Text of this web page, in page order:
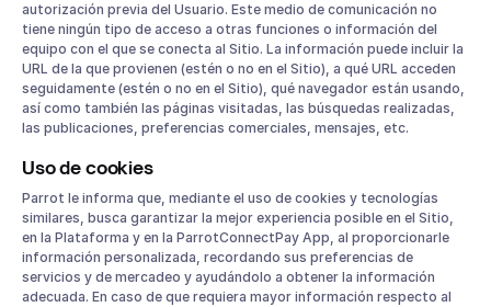
autorización previa del Usuario. Este medio de comunicación no
tiene ningún tipo de acceso a otras funciones o información del
equipo con el que se conecta al Sitio. La información puede incluir la
URL de la que provienen (estén o no en el Sitio), a qué URL acceden
seguidamente (estén o no en el Sitio), qué navegador están usando,
así como también las páginas visitadas, las búsquedas realizadas,
las publicaciones, preferencias comerciales, mensajes, etc.
Uso de cookies
Parrot le informa que, mediante el uso de cookies y tecnologías
similares, busca garantizar la mejor experiencia posible en el Sitio,
en la Plataforma y en la ParrotConnectPay App, al proporcionarle
información personalizada, recordando sus preferencias de
servicios y de mercadeo y ayudándolo a obtener la información
adecuada. En caso de que requiera mayor información respecto al